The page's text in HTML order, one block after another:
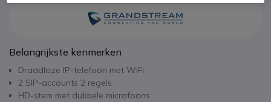
Belangrijkste kenmerken
Draadloze IP-telefoon met WiFi
2 SIP-accounts 2 regels
HD-stem met dubbele microfoons